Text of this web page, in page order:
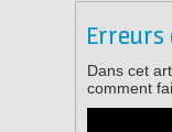
Dans cet
comment